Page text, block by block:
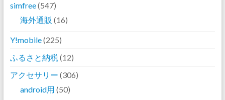
simfree(547)
海外通販 (16)
Y!mobile(225)
ふるさと納税(12)
アクセサリー (306)
android用 (50)